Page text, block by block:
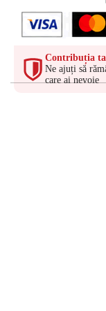
Contribuția
Ne ajuți să
care ai nevoie